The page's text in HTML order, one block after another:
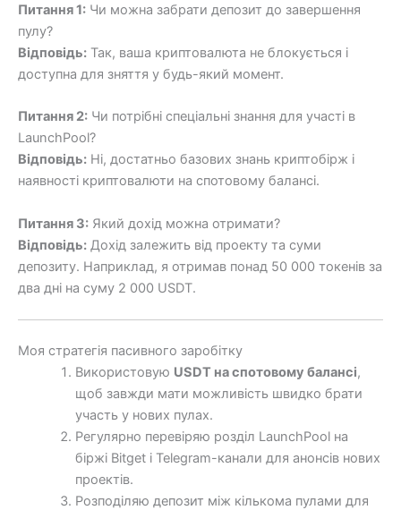
Питання 1: Чи можна забрати депозит до завершення
пулу?
Відповідь: Так, ваша криптовалюта не блокується і
доступна для зняття у будь-який момент.
Питання 2: Чи потрібні спеціальні знання для участі в
LaunchPool?
Відповідь: Ні, достатньо базових знань криптобірж і
наявності криптовалюти на спотовому балансі.
Питання 3: Який дохід можна отримати?
Відповідь: Дохід залежить від проекту та суми
депозиту. Наприклад, я отримав понад 50 000 токенів за
два дні на суму 2 000 USDT.
Моя стратегія пасивного заробітку
Використовую USDT на спотовому балансі,
щоб завжди мати можливість швидко брати
участь у нових пулах.
Регулярно перевіряю розділ LaunchPool на
біржі Bitget і Telegram-канали для анонсів нових
проектів.
Розподіляю депозит між кількома пулами для